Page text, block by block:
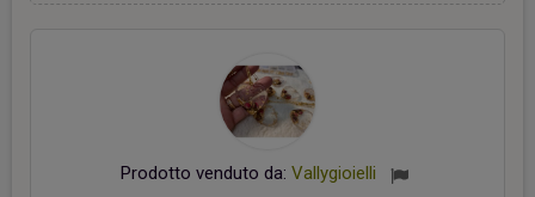
Prodotto venduto da: Vallygioielli